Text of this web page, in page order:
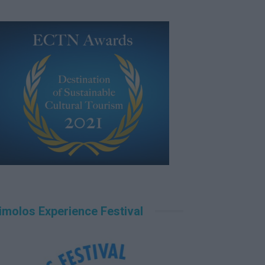
Experience Festival